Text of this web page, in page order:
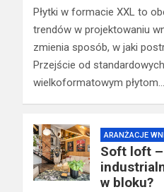
Płytki w formacie XXL to
trendów w projektowaniu
zmienia sposób, w jaki
Przejście od
wielkoformatowym płytom…
ARANŻACJE
Soft loft
w bloku?